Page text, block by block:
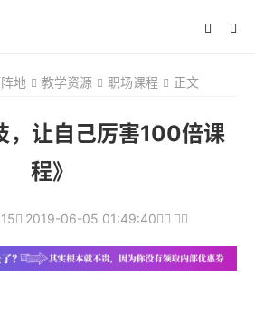
地 教学资源 职场课程 正文
，让自己厉害100倍课
程》
2019-06-05 01:49:40